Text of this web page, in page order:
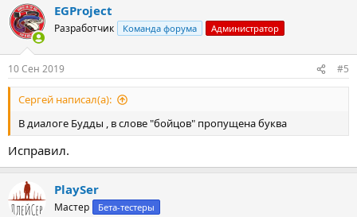
EGProject
Разработчик Команда форума Администратор
10 Сен 2019 #5
Сергей написал(а):
В диалоге Будды , в слове "бойцов" пропущена буква
Исправил.
PlaySer
Мастер Бета-тестеры